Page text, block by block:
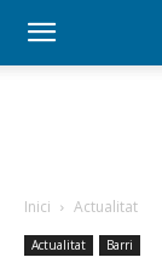
Inici Actualitat
Actualitat Barri